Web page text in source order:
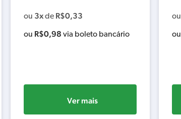
ou 3xde R$0,33
ou R$0,98 via boleto bancário
Ver mais
ou
ou